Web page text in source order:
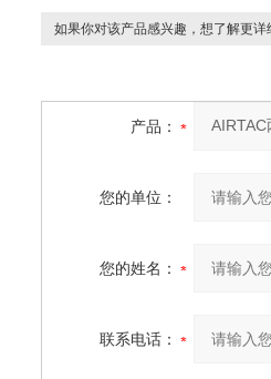
如果你对该产品感兴趣，想了解更详
产品：
您的单位：
您的姓名：
联系电话：